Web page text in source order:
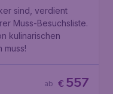
sind, verdient
Muss-Besuchsliste.
kulinarischen
muss!
€557
ab